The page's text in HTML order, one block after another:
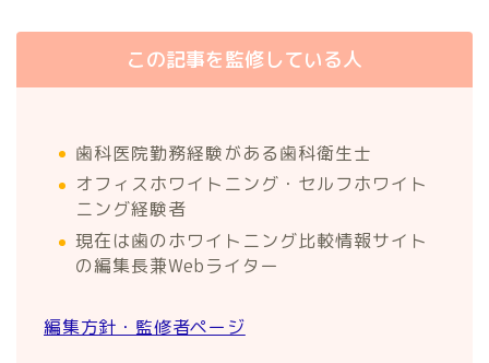
この記事を監修している人
歯科医院勤務経験がある歯科衛生士
オフィスホワイトニング・セルフホワイト
ニング経験者
現在は歯のホワイトニング比較情報サイト
の編集長兼Webライター
編集方針・監修者ページ